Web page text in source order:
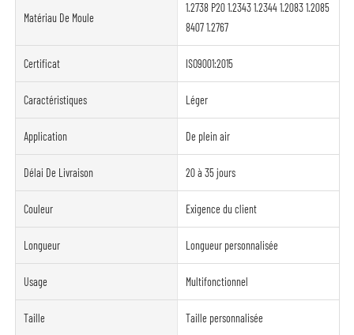
Matériau De Moule
1.2738 P20 1.2343 1.2344 1.2083 1.2085
8407 1.2767
Certificat ISO9001:2015
Caractéristiques Léger
Application De plein air
Délai De Livraison 20 à 35 jours
Couleur Exigence du client
Longueur Longueur personnalisée
Usage Multifonctionnel
Taille Taille personnalisée